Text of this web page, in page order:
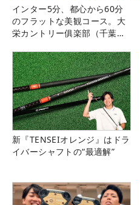
インター5分、都心から60分
のフラットな美観コース。大
栄カントリー俱楽部（千葉
新『TENSEIオレンジ』はドラ
イバーシャフトの“最適解”